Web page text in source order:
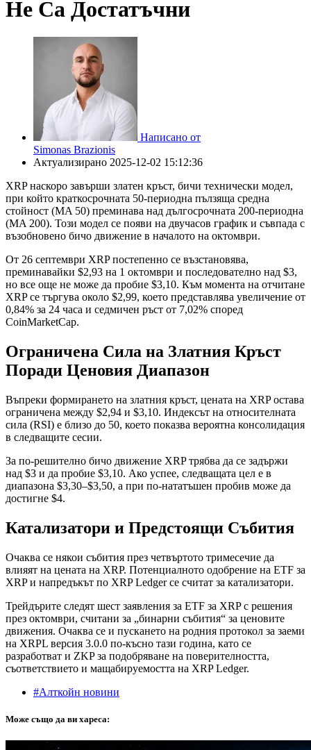
Не Са Достатъчни
Написано от
Simonas Brazionis
Актуализирано 2025-12-02 15:12:36
XRP наскоро завърши златен кръст, бичи технически модел,
при който краткосрочната 50-периодна пълзяща средна
стойност (MA 50) преминава над дългосрочната 200-периодна
(MA 200). Този модел се появи на двучасов график и съвпада с
възобновено бичо движение в началото на октомври.
От 26 септември XRP постепенно се възстановява,
преминавайки $2,93 на 1 октомври и последователно над $3,
но все още не може да пробие $3,10. Към момента на отчитане
XRP се търгува около $2,99, което представлява увеличение от
0,84% за 24 часа и седмичен ръст от 7,02% според
CoinMarketCap.
Ограничена Сила на Златния Кръст
Поради Ценовия Диапазон
Въпреки формирането на златния кръст, цената на XRP остава
ограничена между $2,94 и $3,10. Индексът на относителната
сила (RSI) е близо до 50, което показва вероятна консолидация
в следващите сесии.
За по-решително бичо движение XRP трябва да се задържи
над $3 и да пробие $3,10. Ако успее, следващата цел е в
диапазона $3,30–$3,50, а при по-нататъшен пробив може да
достигне $4.
Катализатори и Предстоящи Събития
Очаква се някои събития през четвъртото тримесечие да
влияят на цената на XRP. Потенциалното одобрение на ETF за
XRP и напредъкът по XRP Ledger се считат за катализатори.
Трейдърите следят шест заявления за ETF за XRP с решения
през октомври, считани за „бинарни събития“ за ценовите
движения. Очаква се и пускането на родния протокол за заеми
на XRPL версия 3.0.0 по-късно тази година, като се
разработват и ZKP за подобряване на поверителността,
съответствието и мащабируемостта на XRP Ledger.
#Алткойн новини
Може също да ви хареса: